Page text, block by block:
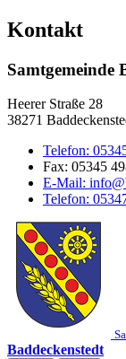
Kontakt
Samtgemeinde
Heerer Straße 28
38271
Telefon:
Fax: 05345
E-Mail:
Telefon:
Baddeckenstedt